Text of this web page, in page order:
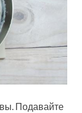
Подавайте